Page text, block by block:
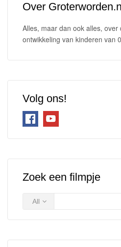
Over
Alles, maar dan ook alles,
ontwikkeling van kinderen van
Volg ons!
Zoek een filmpje
All